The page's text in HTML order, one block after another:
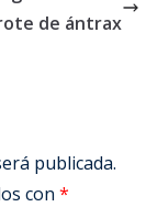
de ántrax
publicada.
con *